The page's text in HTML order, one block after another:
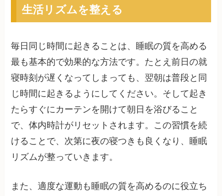
生活リズムを整える
毎日同じ時間に起きることは、睡眠の質を高める
最も基本的で効果的な方法です。たとえ前日の就
寝時刻が遅くなってしまっても、翌朝は普段と同
じ時間に起きるようにしてください。そして起き
たらすぐにカーテンを開けて朝日を浴びること
で、体内時計がリセットされます。この習慣を続
けることで、次第に夜の寝つきも良くなり、睡眠
リズムが整っていきます。
また、適度な運動も睡眠の質を高めるのに役立ち